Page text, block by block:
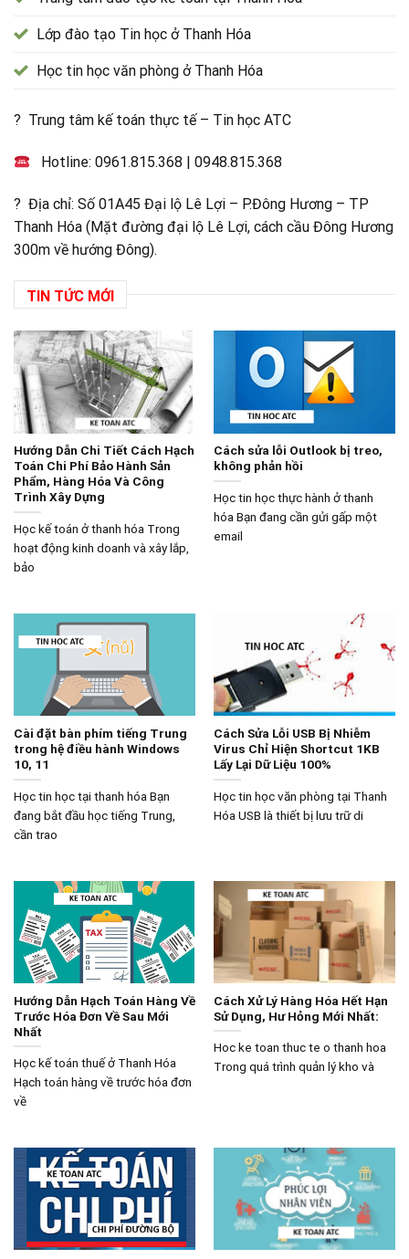
Lớp đào tạo Tin học ở Thanh Hóa
Học tin học văn phòng ở Thanh Hóa
? Trung tâm kế toán thực tế – Tin học ATC
Hotline:0961.815.368 |0948.815.368
? Địa chỉ: Số 01A45 Đại lộ Lê Lợi – P.Đông Hương – TP
Thanh Hóa (Mặt đường đại lộ Lê Lợi, cách cầu Đông Hương
300m về hướng Đông).
TIN TỨC MỚI
Hướng Dẫn Chi Tiết Cách Hạch
Toán Chi Phí Bảo Hành Sản
Phẩm, Hàng Hóa Và Công
Trình Xây Dựng
Học kế toán ở thanh hóa Trong
hoạt động kinh doanh và xây lắp,
bảo
Cách sửa lỗi Outlook bị treo,
không phản hồi
Học tin học thực hành ở thanh
hóa Bạn đang cần gửi gấp một
email
Cài đặt bàn phím tiếng Trung
trong hệ điều hành Windows
10, 11
Học tin học tại thanh hóa Bạn
đang bắt đầu học tiếng Trung,
cần trao
Cách Sửa Lỗi USB Bị Nhiễm
Virus Chỉ Hiện Shortcut 1KB
Lấy Lại Dữ Liệu 100%
Học tin học văn phòng tại Thanh
Hóa USB là thiết bị lưu trữ di
Hướng Dẫn Hạch Toán Hàng Về
Trước Hóa Đơn Về Sau Mới
Nhất
Học kế toán thuế ở Thanh Hóa
Hạch toán hàng về trước hóa đơn
về
Cách Xử Lý Hàng Hóa Hết Hạn
Sử Dụng, Hư Hỏng Mới Nhất:
Hoc ke toan thuc te o thanh hoa
Trong quá trình quản lý kho và